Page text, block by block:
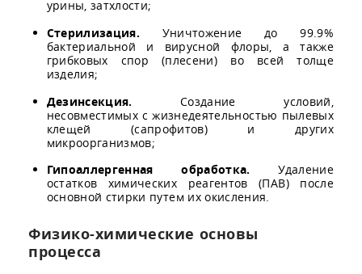
урины, затхлости;
Стерилизация. Уничтожение до 99.9%
бактериальной и вирусной флоры, а также
грибковых спор (плесени) во всей толще
изделия;
Дезинсекция. Создание условий,
несовместимых с жизнедеятельностью пылевых
клещей (сапрофитов) и других
микроорганизмов;
Гипоаллергенная обработка. Удаление
остатков химических реагентов (ПАВ) после
основной стирки путем их окисления.
Физико-химические основы
процесса